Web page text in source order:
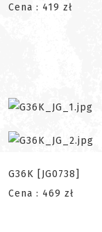
Cena : 419 zł
G36K [JG0738]
Cena : 469 zł